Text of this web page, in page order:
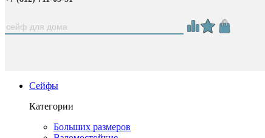
Сейфы
Категории
Больших размеров